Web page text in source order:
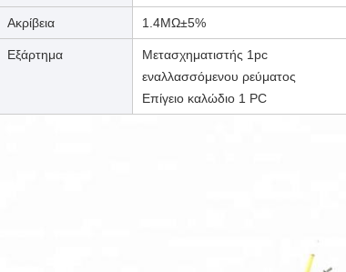
Ακρίβεια 1.4MΩ±5%
Εξάρτημα
Μετασχηματιστής 1pc
εναλλασσόμενου ρεύματος
Επίγειο καλώδιο 1 PC